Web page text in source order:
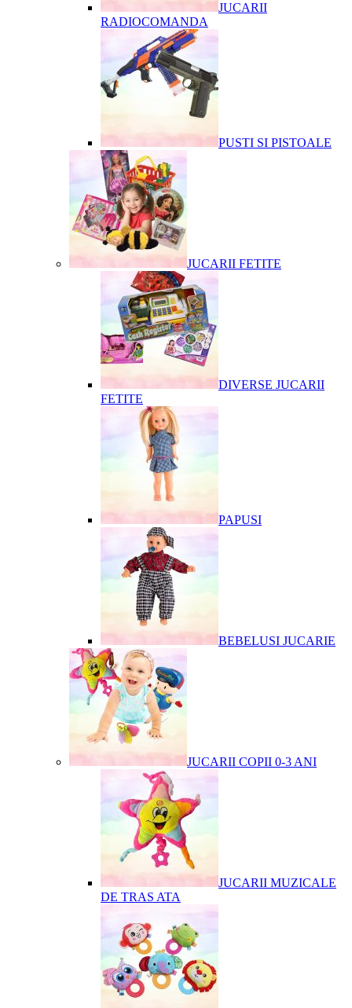
JUCARII
RADIOCOMANDA
PUSTI SI PISTOALE
JUCARII FETITE
DIVERSE JUCARII
FETITE
PAPUSI
BEBELUSI JUCARIE
JUCARII COPII 0-3 ANI
JUCARII MUZICALE
DE TRAS ATA